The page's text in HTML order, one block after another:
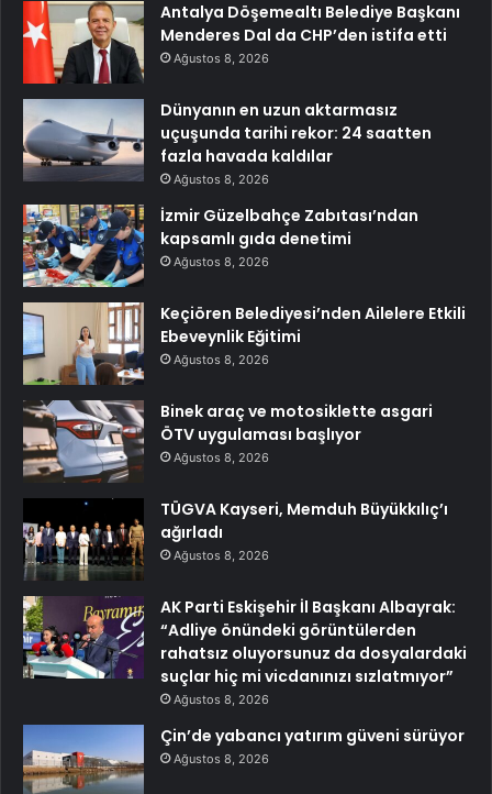
Antalya Döşemealtı Belediye Başkanı
Menderes Dal da CHP’den istifa etti
Ağustos 8, 2026
Dünyanın en uzun aktarmasız
uçuşunda tarihi rekor: 24 saatten
fazla havada kaldılar
Ağustos 8, 2026
İzmir Güzelbahçe Zabıtası’ndan
kapsamlı gıda denetimi
Ağustos 8, 2026
Keçiören Belediyesi’nden Ailelere Etkili
Ebeveynlik Eğitimi
Ağustos 8, 2026
Binek araç ve motosiklette asgari
ÖTV uygulaması başlıyor
Ağustos 8, 2026
TÜGVA Kayseri, Memduh Büyükkılıç’ı
ağırladı
Ağustos 8, 2026
AK Parti Eskişehir İl Başkanı Albayrak:
“Adliye önündeki görüntülerden
rahatsız oluyorsunuz da dosyalardaki
suçlar hiç mi vicdanınızı sızlatmıyor”
Ağustos 8, 2026
Çin’de yabancı yatırım güveni sürüyor
Ağustos 8, 2026